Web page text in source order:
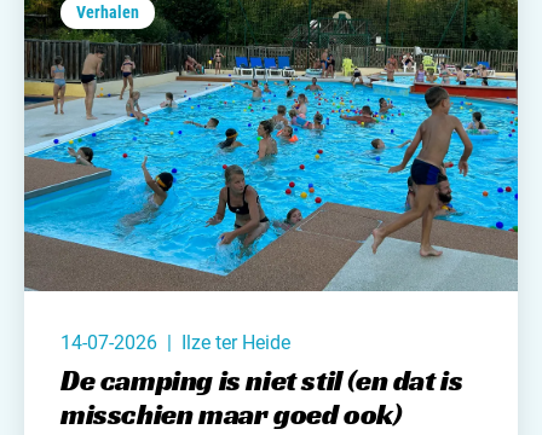
Verhalen
14-07-2026 | Ilze ter Heide
De camping is niet stil (en dat is
misschien maar goed ook)